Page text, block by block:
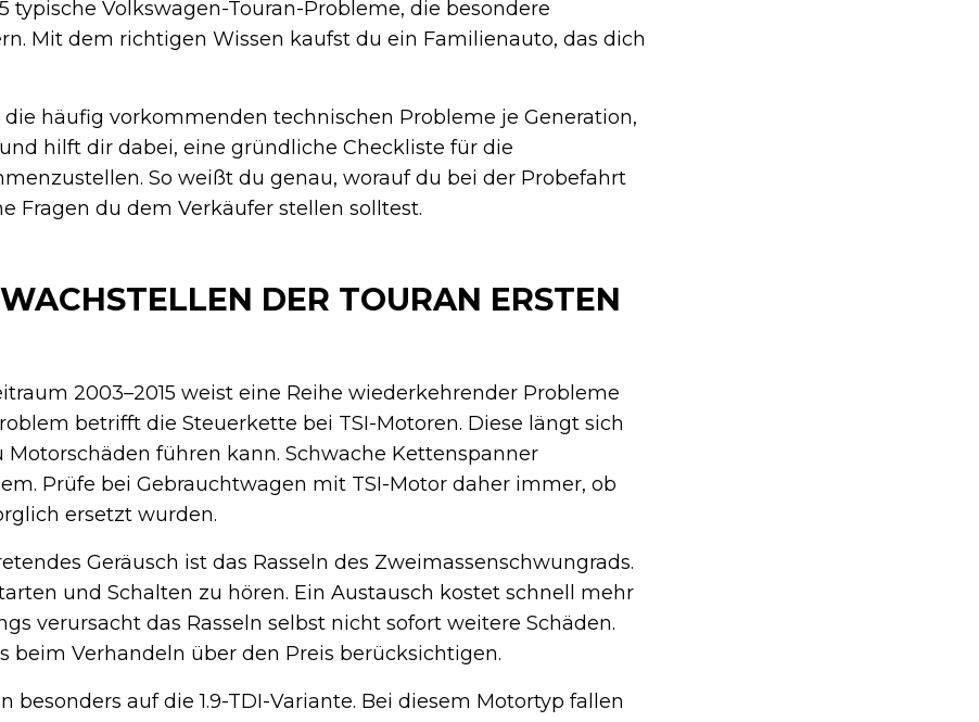
typische Volkswagen-Touran-Probleme, die besondere
Mit dem richtigen Wissen kaufst du ein Familienauto, das dich
häufig vorkommenden technischen Probleme je Generation,
hilft dir dabei, eine gründliche Checkliste für die
So weißt du genau, worauf du bei der Probefahrt
Fragen du dem Verkäufer stellen solltest.
DER TOURAN ERSTEN
2003–2015 weist eine Reihe wiederkehrender Probleme
betrifft die Steuerkette bei TSI-Motoren. Diese längt sich
Motorschäden führen kann. Schwache Kettenspanner
Prüfe bei Gebrauchtwagen mit TSI-Motor daher immer, ob
ersetzt wurden.
Geräusch ist das Rasseln des Zweimassenschwungrads.
und Schalten zu hören. Ein Austausch kostet schnell mehr
verursacht das Rasseln selbst nicht sofort weitere Schäden.
beim Verhandeln über den Preis berücksichtigen.
besonders auf die 1.9-TDI-Variante. Bei diesem Motortyp fallen